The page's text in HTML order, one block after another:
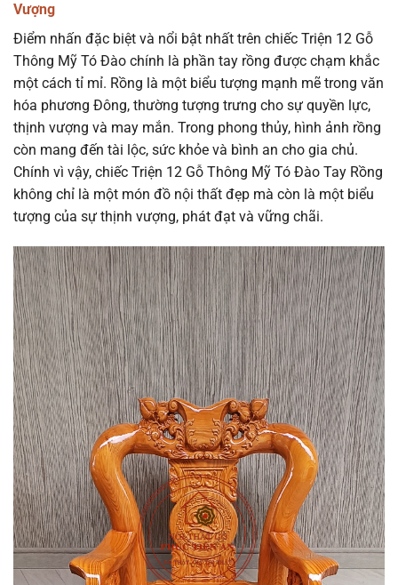
Vượng
Điểm nhấn đặc biệt và nổi bật nhất trên chiếc Triện 12 Gỗ
Thông Mỹ Tó Đào chính là phần tay rồng được chạm khắc
một cách tỉ mỉ. Rồng là một biểu tượng mạnh mẽ trong văn
hóa phương Đông, thường tượng trưng cho sự quyền lực,
thịnh vượng và may mắn. Trong phong thủy, hình ảnh rồng
còn mang đến tài lộc, sức khỏe và bình an cho gia chủ.
Chính vì vậy, chiếc Triện 12 Gỗ Thông Mỹ Tó Đào Tay Rồng
không chỉ là một món đồ nội thất đẹp mà còn là một biểu
tượng của sự thịnh vượng, phát đạt và vững chãi.